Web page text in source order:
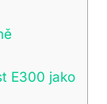
E300 jako